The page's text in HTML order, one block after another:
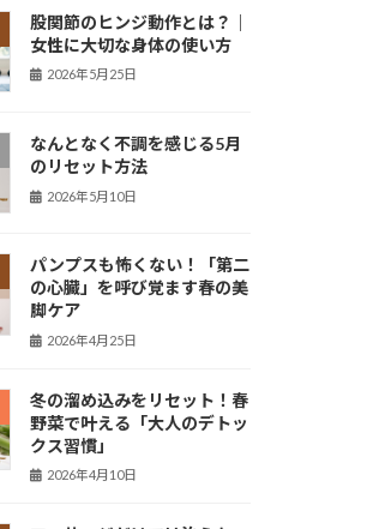
股関節のヒンジ動作とは？｜
女性に大切な身体の使い方
2026年5月25日
なんとなく不調を感じる5月
のリセット方法
2026年5月10日
パンプスも怖くない！「第二
の心臓」を呼び覚ます春の美
脚ケア
2026年4月25日
冬の溜め込みをリセット！春
野菜で叶える「大人のデトッ
クス習慣」
2026年4月10日